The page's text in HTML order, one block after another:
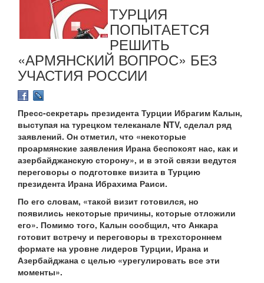
ТУРЦИЯ
ПОПЫТАЕТСЯ
РЕШИТЬ
«АРМЯНСКИЙ ВОПРОС» БЕЗ
УЧАСТИЯ РОССИИ
Пресс-секретарь президента Турции Ибрагим Калын,
выступая на турецком телеканале NTV, сделал ряд
заявлений. Он отметил, что «некоторые
проармянские заявления Ирана беспокоят нас, как и
азербайджанскую сторону», и в этой связи ведутся
переговоры о подготовке визита в Турцию
президента Ирана Ибрахима Раиси.
По его словам, «такой визит готовился, но
появились некоторые причины, которые отложили
его». Помимо того, Калын сообщил, что Анкара
готовит встречу и переговоры в трехстороннем
формате на уровне лидеров Турции, Ирана и
Азербайджана с целью «урегулировать все эти
моменты».